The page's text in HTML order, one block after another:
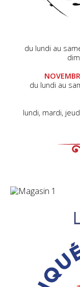
du lundi au
du lundi au
lundi, mardi,